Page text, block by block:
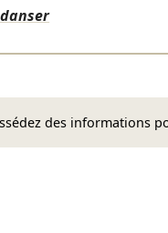
des informations